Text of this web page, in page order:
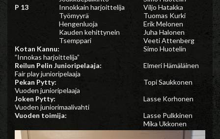
P 13
Innokkain harjoittelija
Viljo Hatakka
Työmyyrä
Tuomas Kurki
Hengenluoja
Erik Melonen
Kauden kehittynein
Juha Halonen
Tsemppari
Veeti Attenberg
Kotan Kannu:
Simo Huotelin
”Innokas harjoittelija”
Reilun Pelin Junioripelaaja:
Elmeri Hämäläinen
Fair play junioripelaaja
Pekan Pytty:
Topi Saukkonen
Vuoden junioripelaaja
Joken Pytty:
Lasse Korhonen
Vuoden juniorimaalivahti
Vuoden toimija:
Lasse Pulkkinen
Mika Ukkonen